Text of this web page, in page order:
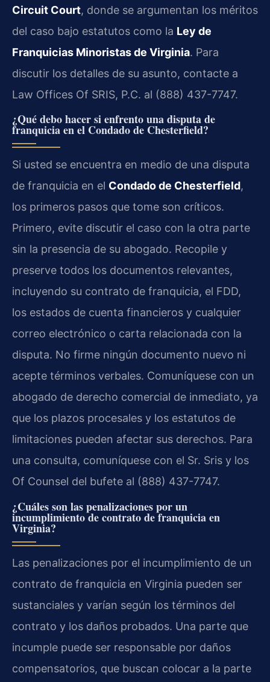
Circuit Court, donde se argumentan los méritos
del caso bajo estatutos como la Ley de
Franquicias Minoristas de Virginia. Para
discutir los detalles de su asunto, contacte a
Law Offices Of SRIS, P.C. al (888) 437-7747.
¿Qué debo hacer si enfrento una disputa de
franquicia en el Condado de Chesterfield?
Si usted se encuentra en medio de una disputa
de franquicia en el Condado de Chesterfield,
los primeros pasos que tome son críticos.
Primero, evite discutir el caso con la otra parte
sin la presencia de su abogado. Recopile y
preserve todos los documentos relevantes,
incluyendo su contrato de franquicia, el FDD,
los estados de cuenta financieros y cualquier
correo electrónico o carta relacionada con la
disputa. No firme ningún documento nuevo ni
acepte términos verbales. Comuníquese con un
abogado de derecho comercial de inmediato, ya
que los plazos procesales y los estatutos de
limitaciones pueden afectar sus derechos. Para
una consulta, comuníquese con el Sr. Sris y los
Of Counsel del bufete al (888) 437-7747.
¿Cuáles son las penalizaciones por un
incumplimiento de contrato de franquicia en
Virginia?
Las penalizaciones por el incumplimiento de un
contrato de franquicia en Virginia pueden ser
sustanciales y varían según los términos del
contrato y los daños probados. Una parte que
incumple puede ser responsable por daños
compensatorios, que buscan colocar a la parte